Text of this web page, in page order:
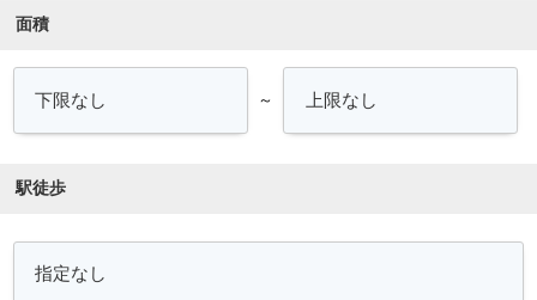
面積
～
駅徒歩